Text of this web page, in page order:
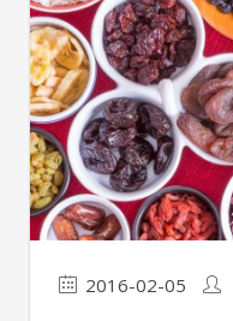
2016-02-05